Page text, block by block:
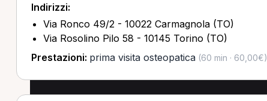
Indirizzi:
Via Ronco 49/2 - 10022 Carmagnola (TO)
Via Rosolino Pilo 58 - 10145 Torino (TO)
Prestazioni: prima visita osteopatica(60 min · 60,00€)